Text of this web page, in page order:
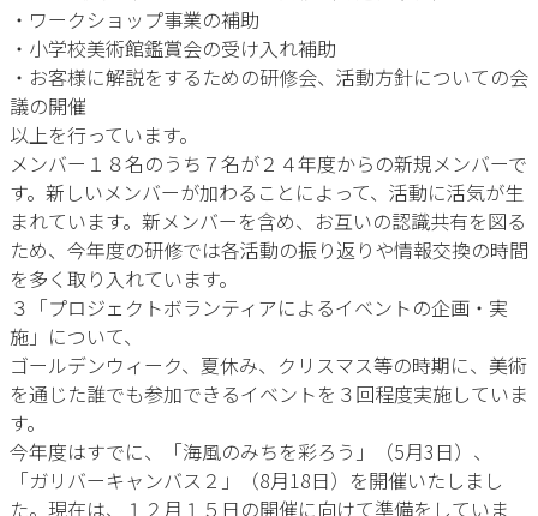
・ワークショップ事業の補助
・小学校美術館鑑賞会の受け入れ補助
・お客様に解説をするための研修会、活動方針についての会
議の開催
以上を行っています。
メンバー１８名のうち７名が２４年度からの新規メンバーで
す。新しいメンバーが加わることによって、活動に活気が生
まれています。新メンバーを含め、お互いの認識共有を図る
ため、今年度の研修では各活動の振り返りや情報交換の時間
を多く取り入れています。
３「プロジェクトボランティアによるイベントの企画・実
施」について、
ゴールデンウィーク、夏休み、クリスマス等の時期に、美術
を通じた誰でも参加できるイベントを３回程度実施していま
す。
今年度はすでに、「海風のみちを彩ろう」（5月3日）、
「ガリバーキャンバス２」（8月18日）を開催いたしまし
た。現在は、１２月１５日の開催に向けて準備をしていま